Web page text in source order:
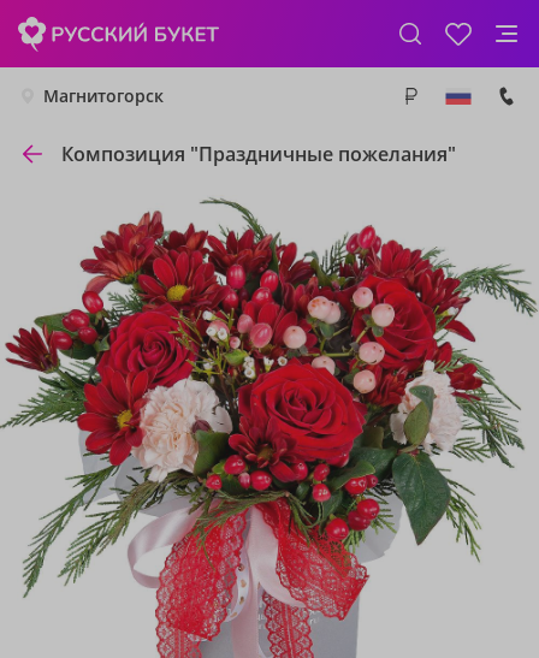
Магнитогорск
Композиция "Праздничные пожелания"